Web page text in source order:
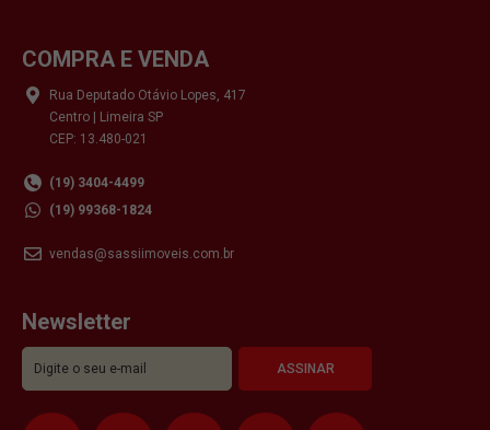
COMPRA E VENDA
Rua Deputado Otávio Lopes, 417
Centro | Limeira SP
CEP: 13.480-021
(19) 3404-4499
(19) 99368-1824
vendas@sassiimoveis.com.br
Newsletter